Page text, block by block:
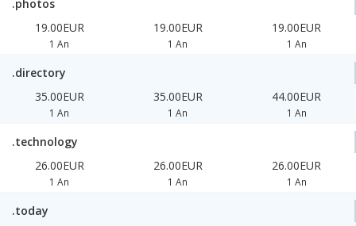
.photos
19.00EUR
1 An
19.00EUR
1 An
19.00EUR
1 An
.directory
35.00EUR
1 An
35.00EUR
1 An
44.00EUR
1 An
.technology
26.00EUR
1 An
26.00EUR
1 An
26.00EUR
1 An
.today